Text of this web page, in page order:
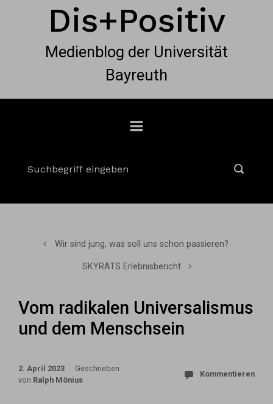
Dis+Positiv
Medienblog der Universität
Bayreuth
Wir sind jung, was soll uns schon passieren?
SKYRATS Erlebnisbericht
Vom radikalen Universalismus
und dem Menschsein
2. April 2023
Geschrieben
von Ralph Mönius
Kommentieren